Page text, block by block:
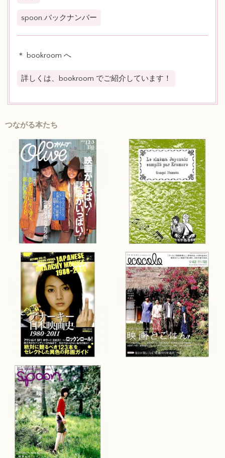
spoon.バックナンバー
＊ bookroom へ
詳しくは、bookroom でご紹介しています！
つながる本たち